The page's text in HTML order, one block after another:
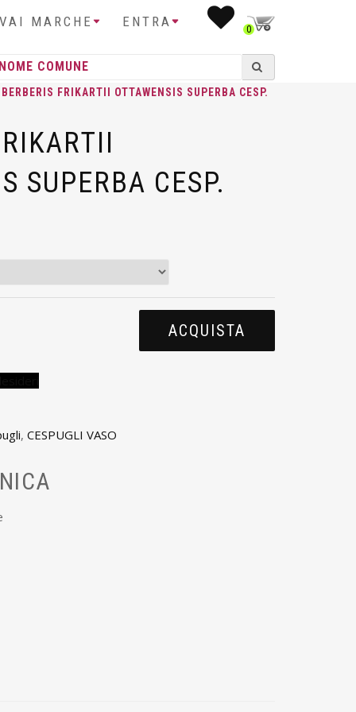
MARCHE ENTRA 0
FRIKARTII OTTAWENSIS SUPERBA CESP.
SUPERBA CESP.
ACQUISTA
, CESPUGLI VASO